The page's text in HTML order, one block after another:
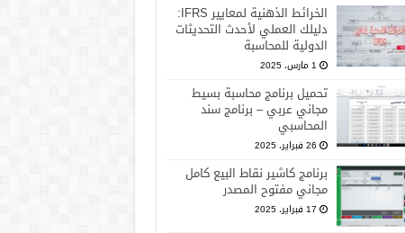
الخرائط الذهنية لمعايير IFRS:
دليلك العملي لأحدث التحديثات
الدولية للمحاسبة
1 مارس، 2025
تحميل برنامج محاسبة بسيط
مجاني عربي – برنامج سند
المحاسبي
26 فبراير، 2025
برنامج كاشير نقاط البيع كامل
مجاني مفتوح المصدر
17 فبراير، 2025